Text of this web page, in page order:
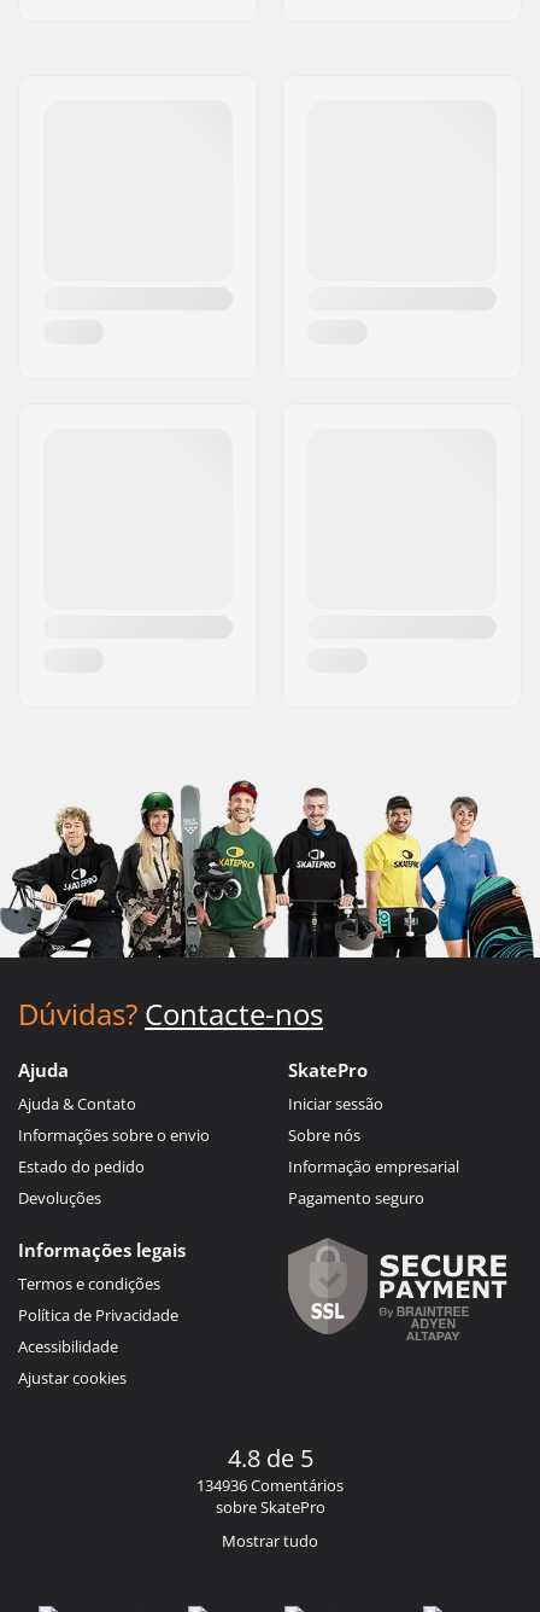
Dúvidas? Contacte-nos
Ajuda
Ajuda & Contato
Informações sobre o envio
Estado do pedido
Devoluções
SkatePro
Iniciar sessão
Sobre nós
Informação empresarial
Pagamento seguro
Informações legais
Termos e condições
Política de Privacidade
Acessibilidade
Ajustar cookies
4.8 de 5
134936 Comentários
sobre SkatePro
Mostrar tudo